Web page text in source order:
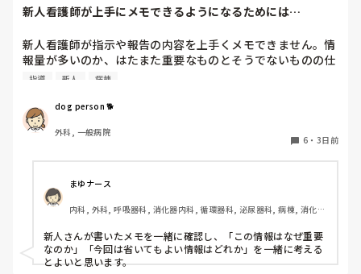
新人看護師が上手にメモできるようになるためには…
新人看護師が指示や報告の内容を上手くメモできません。情
報量が多いのか、はたまた重要なものとそうでないものの仕
分けができないのか…  肝心な事柄を逃してしまいます。何
示・報告するよう皆で努力しています。
指導 新人 病棟
dog person 🐕
外科, 一般病院
6 ・ 3日前
まゆナース
内科, 外科, 呼吸器科, 消化器内科, 循環器科, 泌尿器科, 病棟, 消化器
新人さんが書いたメモを一緒に確認し、「この情報はなぜ重要
なのか」「今回は省いてもよい情報はどれか」を一緒に考える
とよいと思います。